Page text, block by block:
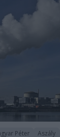
Péter Aszály